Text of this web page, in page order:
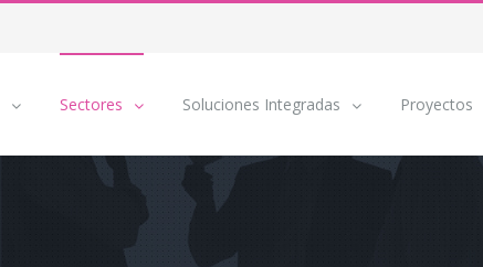
Sectores Soluciones Integradas Proyectos